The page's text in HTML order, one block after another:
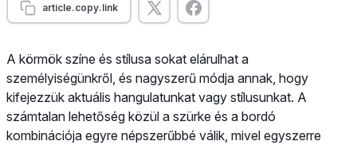
article.copy.link
A körmök színe és stílusa sokat elárulhat a
személyiségünkről, és nagyszerű módja annak, hogy
kifejezzük aktuális hangulatunkat vagy stílusunkat. A
számtalan lehetőség közül a szürke és a bordó
kombinációja egyre népszerűbbé válik, mivel egyszerre